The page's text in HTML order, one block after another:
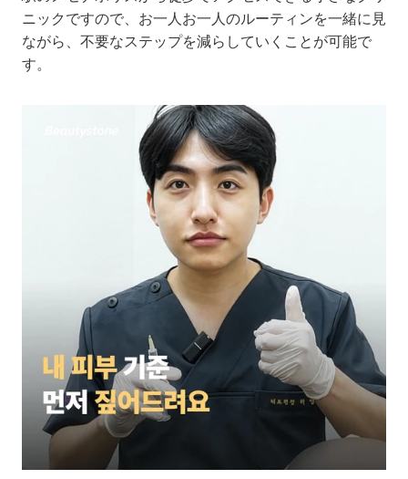
ニックですので、お一人お一人のルーティンを一緒に見
ながら、不要なステップを減らしていくことが可能で
す。